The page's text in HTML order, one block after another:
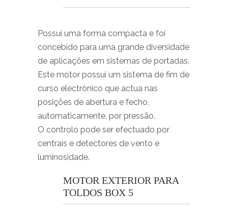
Possui uma forma compacta e foi
concebido para uma grande diversidade
de aplicações em sistemas de portadas.
Este motor possui um sistema de fim de
curso electrónico que actua nas
posições de abertura e fecho,
automaticamente, por pressão.
O controlo pode ser efectuado por
centrais e detectores de vento e
luminosidade.
MOTOR EXTERIOR PARA
TOLDOS BOX 5